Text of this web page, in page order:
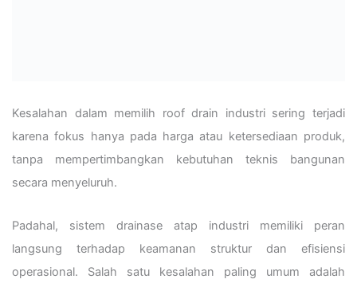
Kesalahan dalam memilih roof drain industri sering terjadi
karena fokus hanya pada harga atau ketersediaan produk,
tanpa mempertimbangkan kebutuhan teknis bangunan
secara menyeluruh.
Padahal, sistem drainase atap industri memiliki peran
langsung terhadap keamanan struktur dan efisiensi
operasional. Salah satu kesalahan paling umum adalah